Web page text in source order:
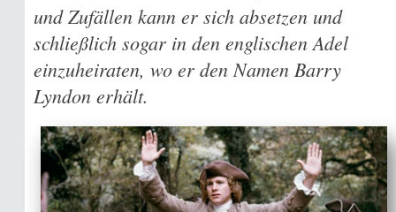
und Zufällen kann er sich absetzen und
schließlich sogar in den englischen Adel
einzuheiraten, wo er den Namen Barry
Lyndon erhält.